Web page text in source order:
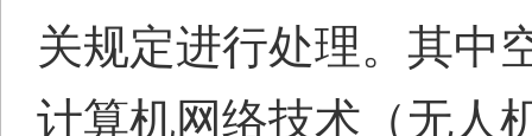
关规定进行处理。 其中
计算机网络技术（无人